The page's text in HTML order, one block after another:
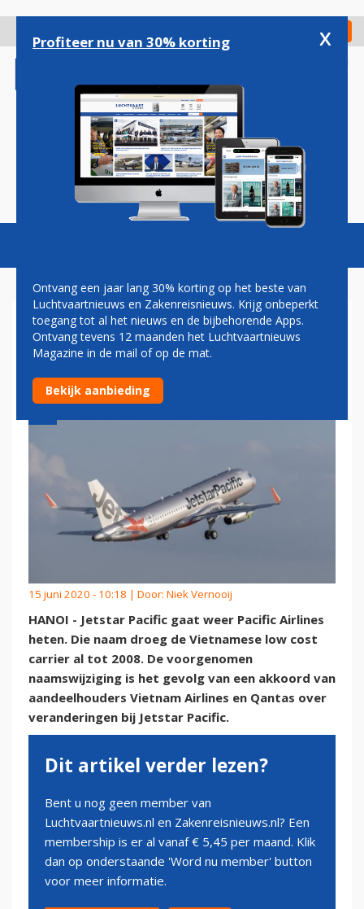
gaan
Check in
Magazine Podcasts Vacatures
JETSTAR PACIFIC GAAT WEER
PACIFIC AIRLINES HETEN
15 juni 2020 - 10:18 | Door: Niek Vernooij
HANOI - Jetstar Pacific gaat weer Pacific Airlines
heten. Die naam droeg de Vietnamese low cost
carrier al tot 2008. De voorgenomen
naamswijziging is het gevolg van een akkoord van
aandeelhouders Vietnam Airlines en Qantas over
veranderingen bij Jetstar Pacific.
Dit artikel verder lezen?
Bent u nog geen member van
Luchtvaartnieuws.nl en Zakenreisnieuws.nl? Een
membership is er al vanaf € 5,45 per maand. Klik
dan op onderstaande 'Word nu member' button
voor meer informatie.
Profiteer nu van 30% korting x
Ontvang een jaar lang 30% korting op het beste van
Luchtvaartnieuws en Zakenreisnieuws. Krijg onbeperkt
toegang tot al het nieuws en de bijbehorende Apps.
Ontvang tevens 12 maanden het Luchtvaartnieuws
Magazine in de mail of op de mat.
Bekijk aanbieding